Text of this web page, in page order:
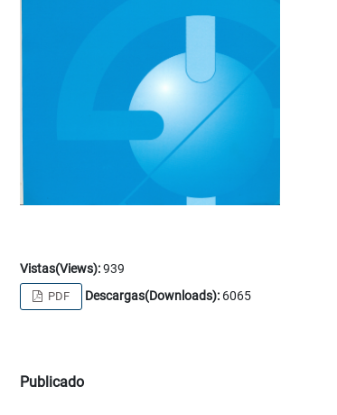
Vistas(Views):939
PDF Descargas(Downloads):6065
Publicado